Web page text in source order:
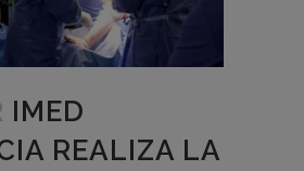
IMED
REALIZA LA